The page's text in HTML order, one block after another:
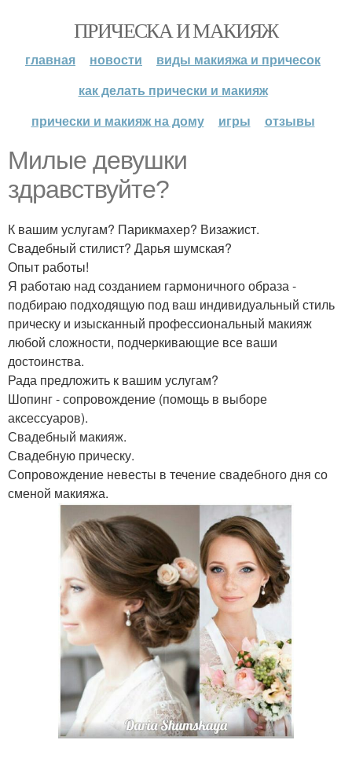
ПРИЧЕСКА И МАКИЯЖ
главная новости
виды макияжа и причесок
как делать прически и макияж
прически и макияж на дому
игры отзывы
Милые девушки
здравствуйте?
К вашим услугам? Парикмахер? Визажист.
Свадебный стилист? Дарья шумская?
Опыт работы!
Я работаю над созданием гармоничного образа -
подбираю подходящую под ваш индивидуальный стиль
прическу и изысканный профессиональный макияж
любой сложности, подчеркивающие все ваши
достоинства.
Рада предложить к вашим услугам?
Шопинг - сопровождение (помощь в выборе
аксессуаров).
Свадебный макияж.
Свадебную прическу.
Сопровождение невесты в течение свадебного дня со
сменой макияжа.